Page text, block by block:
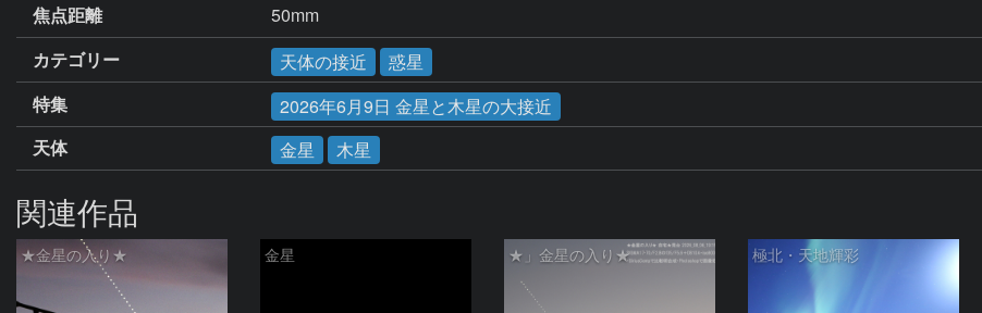
焦点距離
50mm
カテゴリー
天体の接近
惑星
特集
2026年6月9日 金星と木星の大接近
天体
金星 木星
関連作品
★金星の入り★ 金星 ★」金星の入り★ 極北・天地輝彩